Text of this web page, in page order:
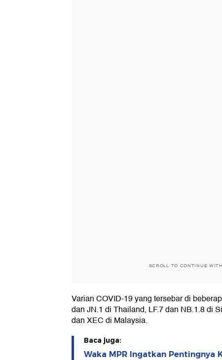
SCROLL TO CONTINUE
Varian COVID-19 yang tersebar di
dan JN.1 di Thailand, LF.7 dan NB.1.8 di
dan XEC di Malaysia.
Baca juga:
Waka MPR Ingatkan Pentingnya